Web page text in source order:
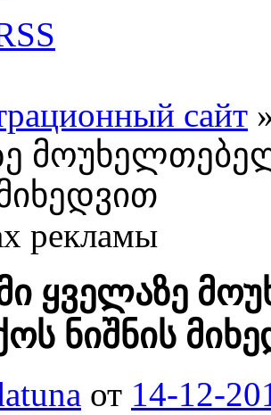
сайт
рекламы
ყველაზე
ნიშნის
от 14-12-